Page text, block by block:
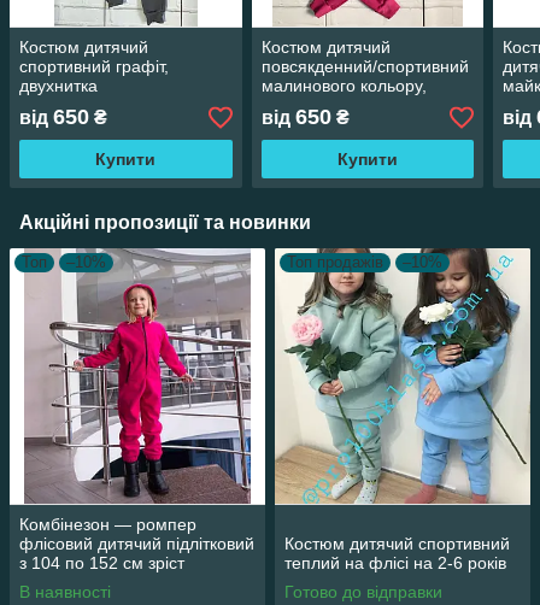
Костюм дитячий
спортивний графіт,
двухнитка
від 650 ₴
Купити
Костюм дитячий
повсякденний/спортивний
малинового кольору,
двунитка
від 650₴
Купити
від
Акційні пропозиції та новинки
Топ –10%
Комбінезон — ромпер
флісовий дитячий підлітковий
з 104 по 152 см зріст
В наявності
Топ продажів –10%
Костюм дитячий спортивний
теплий на флісі на 2-6 років
Готово до відправки